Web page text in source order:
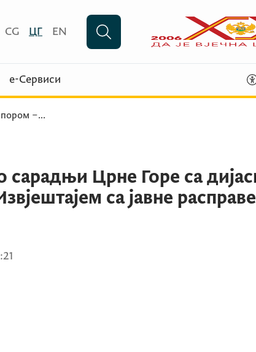
CG ЦГ EN
е-Сервиси
–...
сарадњи Црне Горе са
са јавне